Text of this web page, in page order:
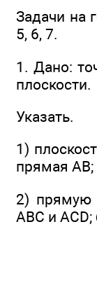
Задачи на
5, 6, 7.
1. Дано:
плоскости.
Указать.
1)
прямая АВ;
2) прямую
ABC и ACD;